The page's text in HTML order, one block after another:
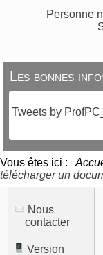
Personne
Les bonnes
Tweets by
Vous êtes ici :
télécharger un
Nous
contacter
Version